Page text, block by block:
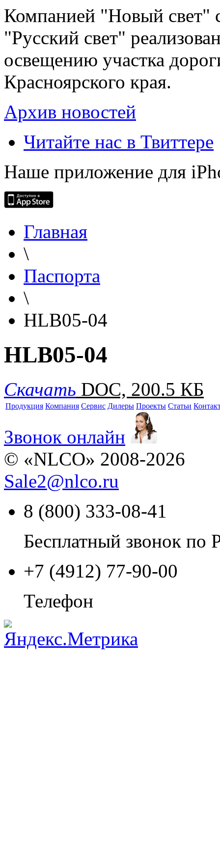
Компанией "Новый свет"
"Русский свет"
освещению участка
Красноярского края.
Архив новостей
Читайте нас в Твиттере
Наше приложение для
Главная
\
Паспорта
\
HLB05-04
HLB05-04
Скачать DOC, 200.5 КБ
Продукция Компания Сервис Дилеры Проекты Статьи
Звонок онлайн
© «NLCO» 2008-2026
Sale2@nlco.ru
8 (800) 333-08-41
Бесплатный звонок по
+7 (4912) 77-90-00
Телефон